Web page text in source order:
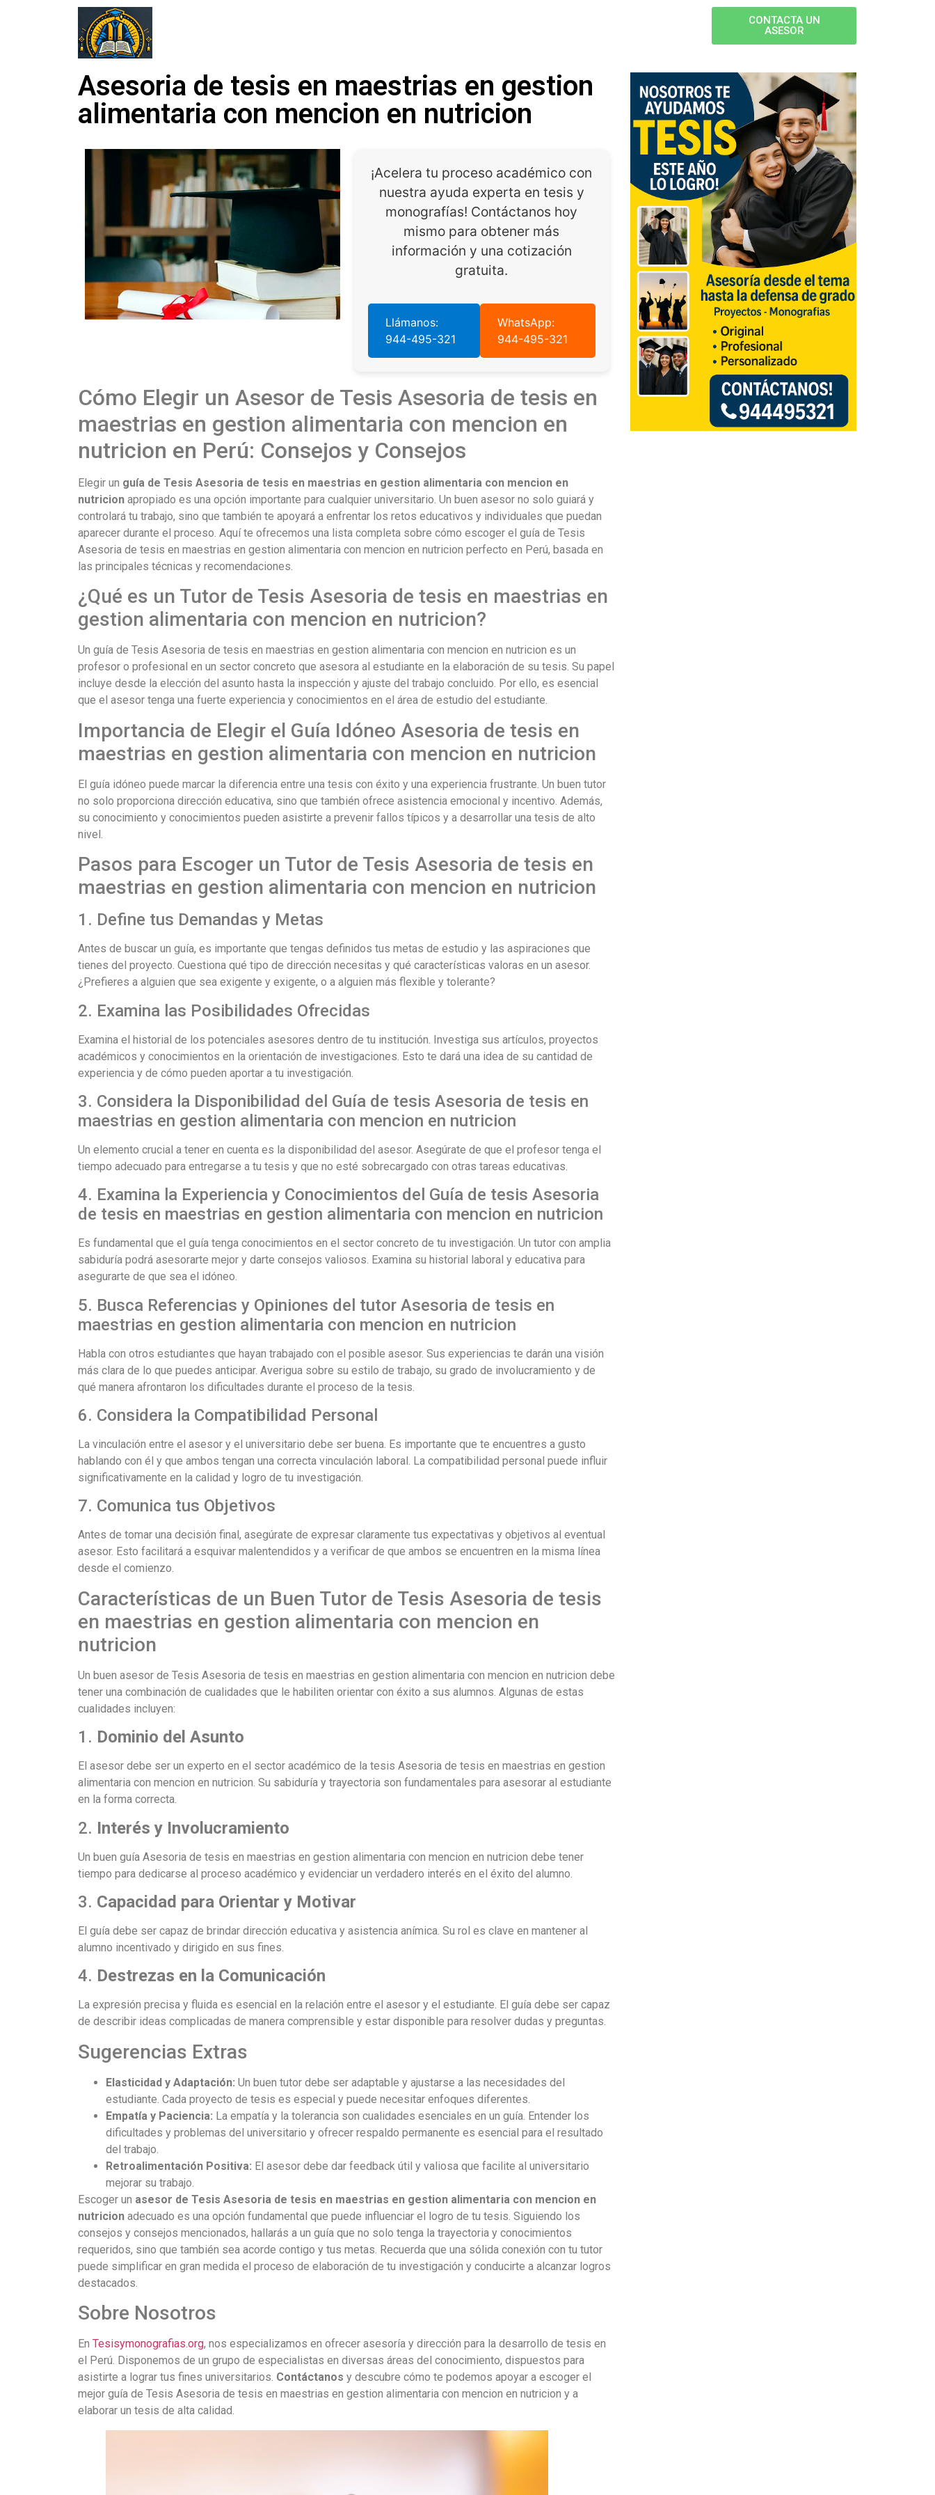
CONTACTA UN
ASESOR
Asesoria de tesis en maestrias en gestion
alimentaria con mencion en nutricion
¡Acelera tu proceso académico con
nuestra ayuda experta en tesis y
monografías! Contáctanos hoy
mismo para obtener más
información y una cotización
gratuita.
Llámanos:
944-495-321
WhatsApp:
944-495-321
Cómo Elegir un Asesor de Tesis Asesoria de tesis en
maestrias en gestion alimentaria con mencion en
nutricion en Perú: Consejos y Consejos
Elegir un guía de Tesis Asesoria de tesis en maestrias en gestion alimentaria con mencion en
nutricion apropiado es una opción importante para cualquier universitario. Un buen asesor no solo guiará y
controlará tu trabajo, sino que también te apoyará a enfrentar los retos educativos y individuales que puedan
aparecer durante el proceso. Aquí te ofrecemos una lista completa sobre cómo escoger el guía de Tesis
Asesoria de tesis en maestrias en gestion alimentaria con mencion en nutricion perfecto en Perú, basada en
las principales técnicas y recomendaciones.
¿Qué es un Tutor de Tesis Asesoria de tesis en maestrias en
gestion alimentaria con mencion en nutricion?
Un guía de Tesis Asesoria de tesis en maestrias en gestion alimentaria con mencion en nutricion es un
profesor o profesional en un sector concreto que asesora al estudiante en la elaboración de su tesis. Su papel
incluye desde la elección del asunto hasta la inspección y ajuste del trabajo concluido. Por ello, es esencial
que el asesor tenga una fuerte experiencia y conocimientos en el área de estudio del estudiante.
Importancia de Elegir el Guía Idóneo Asesoria de tesis en
maestrias en gestion alimentaria con mencion en nutricion
El guía idóneo puede marcar la diferencia entre una tesis con éxito y una experiencia frustrante. Un buen tutor
no solo proporciona dirección educativa, sino que también ofrece asistencia emocional y incentivo. Además,
su conocimiento y conocimientos pueden asistirte a prevenir fallos típicos y a desarrollar una tesis de alto
nivel.
Pasos para Escoger un Tutor de Tesis Asesoria de tesis en
maestrias en gestion alimentaria con mencion en nutricion
1. Define tus Demandas y Metas
Antes de buscar un guía, es importante que tengas definidos tus metas de estudio y las aspiraciones que
tienes del proyecto. Cuestiona qué tipo de dirección necesitas y qué características valoras en un asesor.
¿Prefieres a alguien que sea exigente y exigente, o a alguien más flexible y tolerante?
2. Examina las Posibilidades Ofrecidas
Examina el historial de los potenciales asesores dentro de tu institución. Investiga sus artículos, proyectos
académicos y conocimientos en la orientación de investigaciones. Esto te dará una idea de su cantidad de
experiencia y de cómo pueden aportar a tu investigación.
3. Considera la Disponibilidad del Guía de tesis Asesoria de tesis en
maestrias en gestion alimentaria con mencion en nutricion
Un elemento crucial a tener en cuenta es la disponibilidad del asesor. Asegúrate de que el profesor tenga el
tiempo adecuado para entregarse a tu tesis y que no esté sobrecargado con otras tareas educativas.
4. Examina la Experiencia y Conocimientos del Guía de tesis Asesoria
de tesis en maestrias en gestion alimentaria con mencion en nutricion
Es fundamental que el guía tenga conocimientos en el sector concreto de tu investigación. Un tutor con amplia
sabiduría podrá asesorarte mejor y darte consejos valiosos. Examina su historial laboral y educativa para
asegurarte de que sea el idóneo.
5. Busca Referencias y Opiniones del tutor Asesoria de tesis en
maestrias en gestion alimentaria con mencion en nutricion
Habla con otros estudiantes que hayan trabajado con el posible asesor. Sus experiencias te darán una visión
más clara de lo que puedes anticipar. Averigua sobre su estilo de trabajo, su grado de involucramiento y de
qué manera afrontaron los dificultades durante el proceso de la tesis.
6. Considera la Compatibilidad Personal
La vinculación entre el asesor y el universitario debe ser buena. Es importante que te encuentres a gusto
hablando con él y que ambos tengan una correcta vinculación laboral. La compatibilidad personal puede influir
significativamente en la calidad y logro de tu investigación.
7. Comunica tus Objetivos
Antes de tomar una decisión final, asegúrate de expresar claramente tus expectativas y objetivos al eventual
asesor. Esto facilitará a esquivar malentendidos y a verificar de que ambos se encuentren en la misma línea
desde el comienzo.
Características de un Buen Tutor de Tesis Asesoria de tesis
en maestrias en gestion alimentaria con mencion en
nutricion
Un buen asesor de Tesis Asesoria de tesis en maestrias en gestion alimentaria con mencion en nutricion debe
tener una combinación de cualidades que le habiliten orientar con éxito a sus alumnos. Algunas de estas
cualidades incluyen:
1. Dominio del Asunto
El asesor debe ser un experto en el sector académico de la tesis Asesoria de tesis en maestrias en gestion
alimentaria con mencion en nutricion. Su sabiduría y trayectoria son fundamentales para asesorar al estudiante
en la forma correcta.
2. Interés y Involucramiento
Un buen guía Asesoria de tesis en maestrias en gestion alimentaria con mencion en nutricion debe tener
tiempo para dedicarse al proceso académico y evidenciar un verdadero interés en el éxito del alumno.
3. Capacidad para Orientar y Motivar
El guía debe ser capaz de brindar dirección educativa y asistencia anímica. Su rol es clave en mantener al
alumno incentivado y dirigido en sus fines.
4. Destrezas en la Comunicación
La expresión precisa y fluida es esencial en la relación entre el asesor y el estudiante. El guía debe ser capaz
de describir ideas complicadas de manera comprensible y estar disponible para resolver dudas y preguntas.
Sugerencias Extras
Elasticidad y Adaptación: Un buen tutor debe ser adaptable y ajustarse a las necesidades del
estudiante. Cada proyecto de tesis es especial y puede necesitar enfoques diferentes.
Empatía y Paciencia: La empatía y la tolerancia son cualidades esenciales en un guía. Entender los
dificultades y problemas del universitario y ofrecer respaldo permanente es esencial para el resultado
del trabajo.
Retroalimentación Positiva: El asesor debe dar feedback útil y valiosa que facilite al universitario
mejorar su trabajo.
Escoger un asesor de Tesis Asesoria de tesis en maestrias en gestion alimentaria con mencion en
nutricion adecuado es una opción fundamental que puede influenciar el logro de tu tesis. Siguiendo los
consejos y consejos mencionados, hallarás a un guía que no solo tenga la trayectoria y conocimientos
requeridos, sino que también sea acorde contigo y tus metas. Recuerda que una sólida conexión con tu tutor
puede simplificar en gran medida el proceso de elaboración de tu investigación y conducirte a alcanzar logros
destacados.
Sobre Nosotros
En Tesisymonografias.org, nos especializamos en ofrecer asesoría y dirección para la desarrollo de tesis en
el Perú. Disponemos de un grupo de especialistas en diversas áreas del conocimiento, dispuestos para
asistirte a lograr tus fines universitarios. Contáctanos y descubre cómo te podemos apoyar a escoger el
mejor guía de Tesis Asesoria de tesis en maestrias en gestion alimentaria con mencion en nutricion y a
elaborar un tesis de alta calidad.